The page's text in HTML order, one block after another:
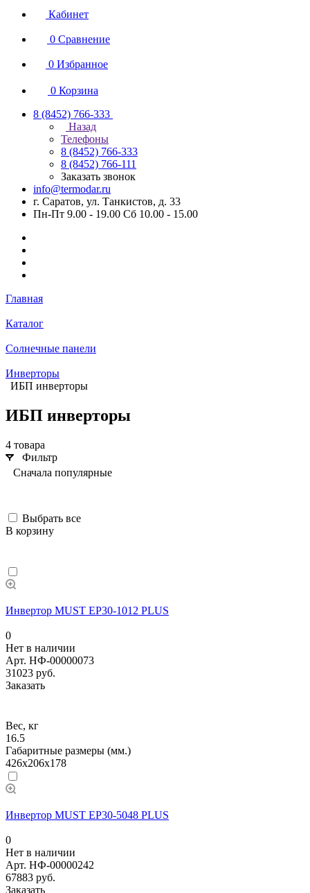
Кабинет
0 Сравнение
0 Избранное
0 Корзина
8 (8452) 766-333
Назад
Телефоны
8 (8452) 766-333
8 (8452) 766-111
Заказать звонок
info@termodar.ru
г. Саратов, ул. Танкистов, д. 33
Пн-Пт 9.00 - 19.00 Сб 10.00 - 15.00
Главная
Каталог
Солнечные панели
Инверторы
ИБП инверторы
ИБП инверторы
4 товара
Фильтр
Сначала популярные
Выбрать все
В корзину
Инвертор MUST EP30-1012 PLUS
0
Нет в наличии
Арт. НФ-00000073
31023 руб.
Заказать
Вес, кг
16.5
Габаритные размеры (мм.)
426х206х178
Инвертор MUST EP30-5048 PLUS
0
Нет в наличии
Арт. НФ-00000242
67883 руб.
Заказать